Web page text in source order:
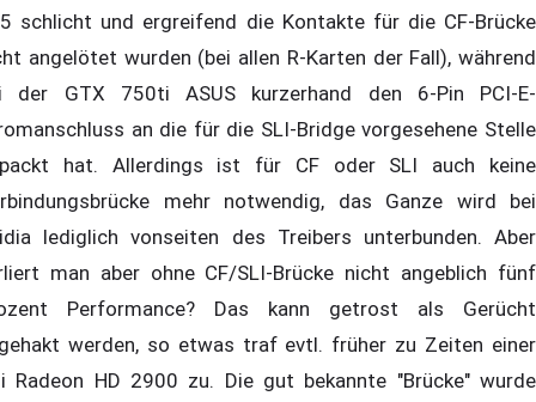
schlicht und ergreifend die Kontakte für die CF-Brücke
angelötet wurden (bei allen R-Karten der Fall), während
der GTX 750ti ASUS kurzerhand den 6-Pin PCI-E-
an die für die SLI-Bridge vorgesehene Stelle
hat. Allerdings ist für CF oder SLI auch keine
mehr notwendig, das Ganze wird bei
lediglich vonseiten des Treibers unterbunden. Aber
man aber ohne CF/SLI-Brücke nicht angeblich fünf
Performance? Das kann getrost als Gerücht
werden, so etwas traf evtl. früher zu Zeiten einer
Radeon HD 2900 zu. Die gut bekannte "Brücke" wurde